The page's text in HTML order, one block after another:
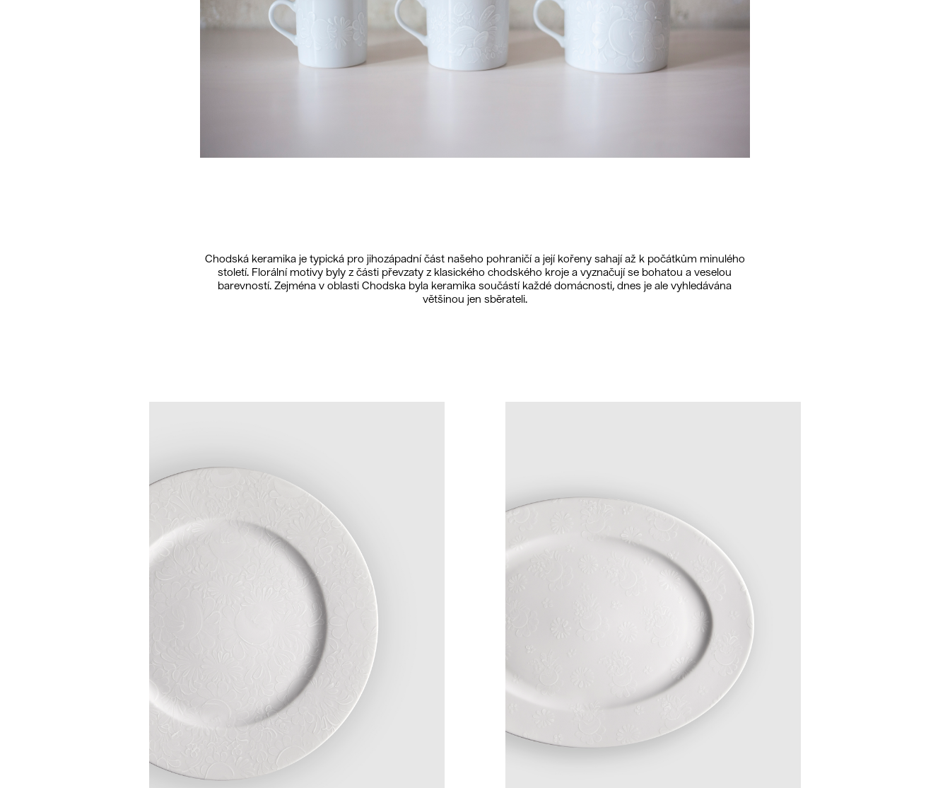
Chodská keramika je typická pro jihozápadní část našeho pohraničí a její kořeny sahají až k počátkům minulého
století. Florální motivy byly z části převzaty z klasického chodského kroje a vyznačují se bohatou a veselou
barevností. Zejména v oblasti Chodska byla keramika součástí každé domácnosti, dnes je ale vyhledávána
většinou jen sběrateli.